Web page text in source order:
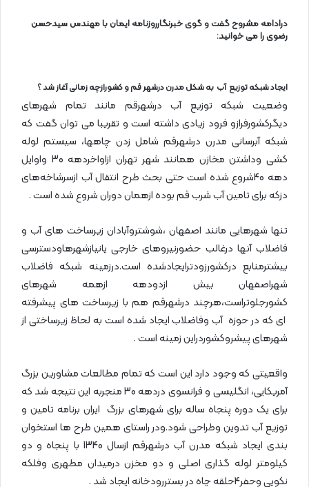
درادامه مشروح گفت و گوی خبرنگارروزنامه ایمان با مهندس سیدحسن
رضوی را می خوانید:
ایجاد شبکه توزیع آب به شکل مدرن درشهر قم و کشورازچه زمانی آغاز شد ؟
وضعیت شبکه توزیع آب درشهرقم مانند تمام شهرهای
دیگرکشورفرازو فرود زیادی داشته است و تقریبا می توان گفت که
شبکه آبرسانی مدرن درشهرقم شامل زدن چاهها، سیستم لوله
کشی وداشتن مخازن همانند شهر تهران ازاواخردهه‌ 30 واوایل
دهه‌ 40شروع شده است حتی بحث طرح انتقال آب ازسرشاخه‌های
دزکه برای تامین آب شرب قم بوده ازهمان دوران شروع شده است .
تنها شهرهایی مانند اصفهان ،شوشتروآبادان زیرساخت های آب و
فاضلاب آنها درغالب حضورنیروهای خارجی یانیازشهرهاودسترسی
بیشترمنابع درکشورزودترایجادشده است.درزمینه شبکه فاضلاب
شهراصفهان بیش ازدودهه ازهمه شهرهای
کشورجلوتراست،هرچند درشهرقم هم با زیرساخت های پیشرفته
ای که در حوزه آب وفاضلاب ایجاد شده است به لحاظ زیرساختی از
شهرهای پیشروکشوردراین زمینه است .
واقعیتی که وجود دارد این است که تمام مطالعات مشاورین بزرگ
آمریکایی، انگلیسی و فرانسوی دردهه 30 منجربه این نتیجه شد که
برای یک دوره پنجاه ساله برای شهرهای بزرگ ایران برنامه‌ تامین و
توزیع آب تدوین وطراحی شود.ودر راستای همین طرح ها استخوان
بندی ایجاد شبکه مدرن آب درشهرقم ازسال 1340 با پنجاه و دو
کیلومتر لوله گذاری اصلی و دو مخزن درمیدان مطهری وفلکه
نکویی وحفر4حلقه چاه در بستررودخانه‌ ایجاد شد .